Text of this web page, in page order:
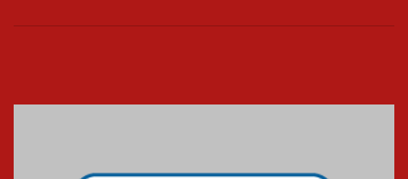
das novas tecnologias em
04.08.2026